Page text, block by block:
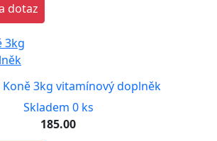
dotaz
Koně 3kg vitamínový doplněk
Skladem 0 ks
185.00